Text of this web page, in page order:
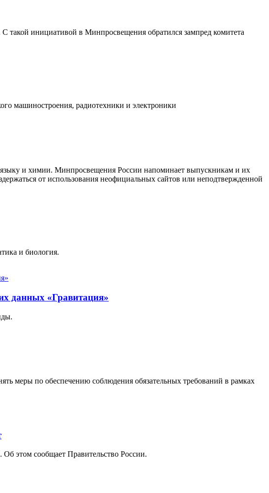
такой инициативой в Минпросвещения обратился зампред комитета
машиностроения, радиотехники и электроники
языку и химии. Минпросвещения России напоминает выпускникам и их
от использования неофициальных сайтов или неподтвержденной
и биология.
данных «Гравитация»
меры по обеспечению соблюдения обязательных требований в рамках
этом сообщаeт Правитeльство России.